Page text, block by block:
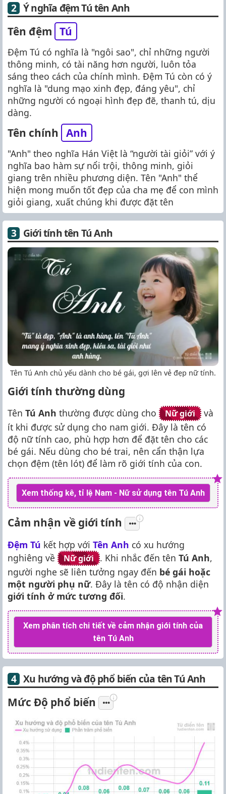
Ý nghĩa đệm Tú tên Anh
Tên đệm Tú
Đệm Tú có nghĩa là "ngôi sao", chỉ những người
thông minh, có tài năng hơn người, luôn tỏa
sáng theo cách của chính mình. Đệm Tú còn có ý
nghĩa là "dung mạo xinh đẹp, đáng yêu", chỉ
những người có ngoại hình đẹp đẽ, thanh tú, dịu
dàng.
Tên chính Anh
"Anh" theo nghĩa Hán Việt là “người tài giỏi” với ý
nghĩa bao hàm sự nổi trội, thông minh, giỏi
giang trên nhiều phương diện. Tên "Anh" thể
hiện mong muốn tốt đẹp của cha mẹ để con mình
giỏi giang, xuất chúng khi được đặt tên
Giới tính tên Tú Anh
Tên Tú Anh chủ yếu dành cho bé gái, gợi lên vẻ đẹp nữ tính.
Giới tính thường dùng
Tên Tú Anh thường được dùng cho Nữ giới
và
ít khi được sử dụng cho nam giới. Đây là tên có
độ nữ tính cao, phù hợp hơn để đặt tên cho các
bé gái. Nếu dùng cho bé trai, nên cẩn thận lựa
chọn đệm (tên lót) để làm rõ giới tính của con.
Xem thống kê, tỉ lệ Nam - Nữ sử dụng tên Tú Anh
Cảm nhận về giới tính
Đệm Tú kết hợp với Tên Anh có xu hướng
nghiêng về
Nữ giới . Khi nhắc đến tên Tú Anh,
người nghe sẽ liên tưởng ngay đến bé gái hoặc
một người phụ nữ. Đây là tên có độ nhận diện
giới tính ở mức tương đối.
Xem phân tích chi tiết về cảm nhận giới tính của
tên Tú Anh
Xu hướng và độ phổ biến của tên Tú Anh
Mức Độ phổ biến